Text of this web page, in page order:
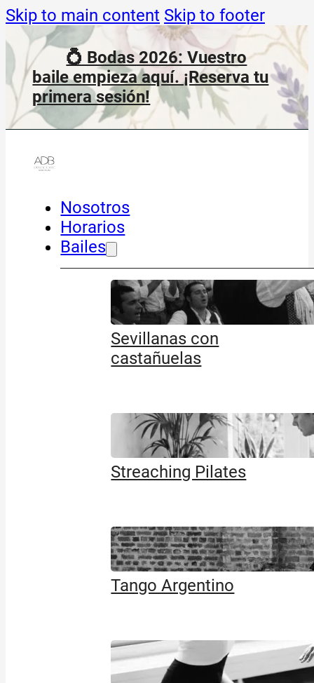
Skip to main content Skip to footer
💍 Bodas 2026: Vuestro
baile empieza aquí. ¡Reserva tu
primera sesión!
Nosotros
Horarios
Bailes
Sevillanas con
castañuelas
Streaching Pilates
Tango Argentino